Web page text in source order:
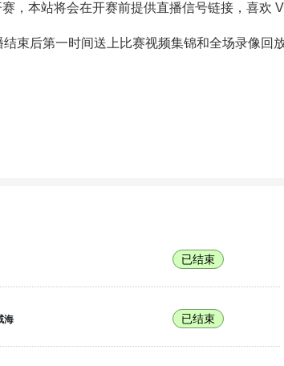
，本站将会在开赛前提供直播信号链接，喜欢
束后第一时间送上比赛视频集锦和全场录像回
已结束
海 已结束